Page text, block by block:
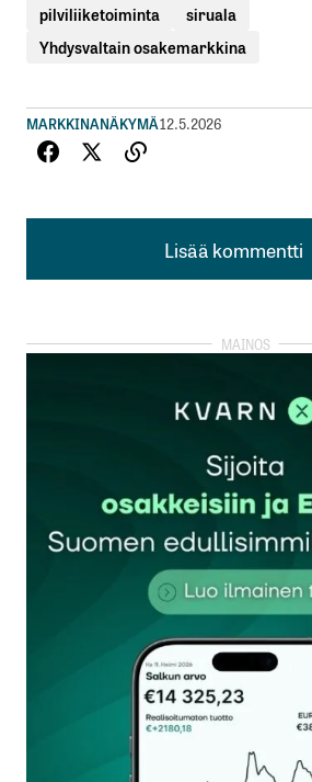
pilviliiketoiminta
siruala
Yhdysvaltain osakemarkkina
MARKKINANÄKYMÄ12.5.2026
Lisää kommentti
Lisää kommentti
rekisteröityä
Sähköpostiosoitettasi ei julkaista.
kentät on merkitty*
Kommentti*